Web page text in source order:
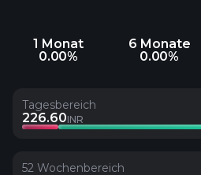
1 Monat
0.00%
6 Monate
0.00%
Tagesbereich
226.60INR
52 Wochenbereich